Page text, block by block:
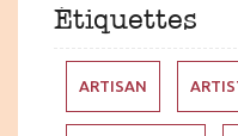
Étiquettes
ARTISAN